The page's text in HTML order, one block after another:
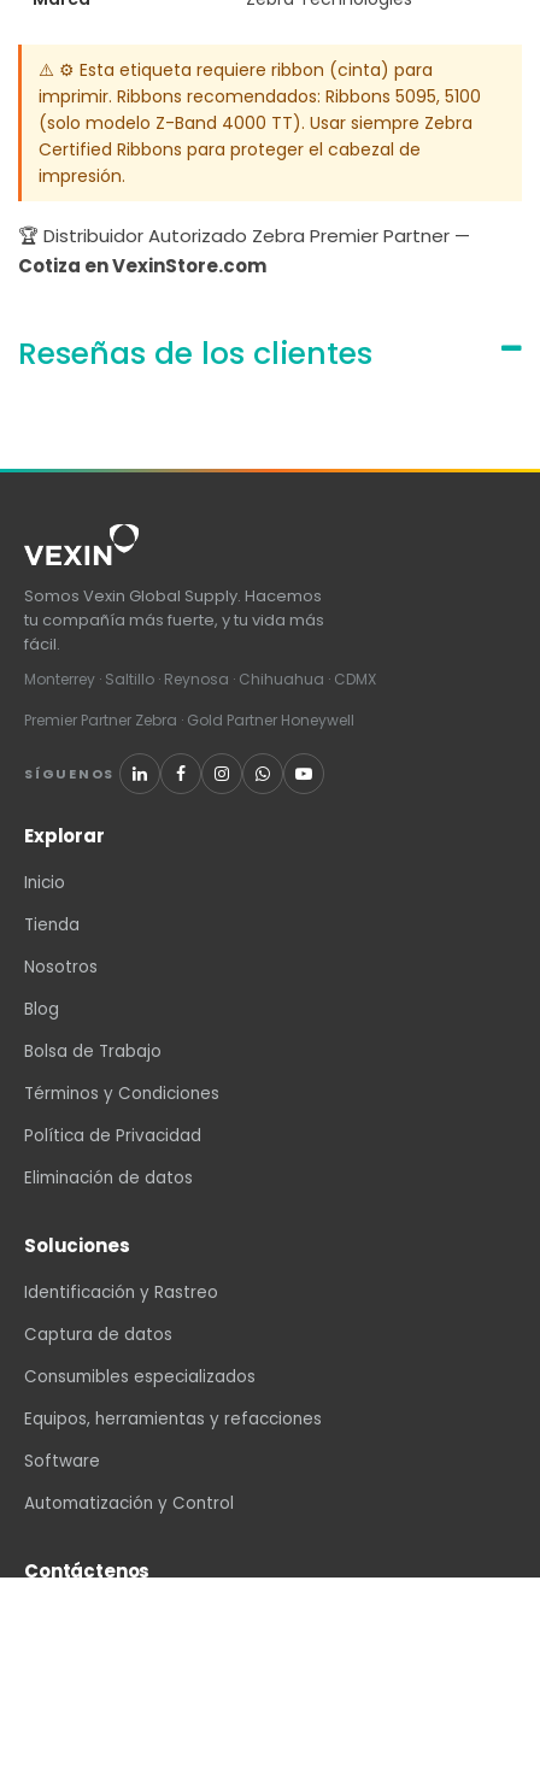
⚠️ ⚙️ Esta etiqueta requiere ribbon (cinta) para
imprimir. Ribbons recomendados: Ribbons 5095, 5100
(solo modelo Z-Band 4000 TT). Usar siempre Zebra
Certified Ribbons para proteger el cabezal de
impresión.
🏆 Distribuidor Autorizado Zebra Premier Partner —
Cotiza en VexinStore.com
Reseñas de los clientes
Somos Vexin Global Supply. Hacemos
tu compañía más fuerte, y tu vida más
fácil.
Monterrey · Saltillo · Reynosa · Chihuahua · CDMX
Premier Partner Zebra · Gold Partner Honeywell
SÍGUENOS
Explorar
Inicio
Tienda
Nosotros
Blog
Bolsa de Trabajo
Términos y Condiciones
Política de Privacidad
Eliminación de datos
Soluciones
Identificación y Rastreo
Captura de datos
Consumibles especializados
Equipos, herramientas y refacciones
Software
Automatización y Control
Contáctenos